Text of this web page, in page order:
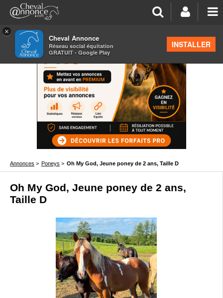
×
Cheval Annonce
Réseau social équitation
GRATUIT - Google Play
INSTALLER
Annonces > Poneys > Oh My God, Jeune poney de 2 ans, Taille D
Oh My God, Jeune poney de 2 ans,
Taille D